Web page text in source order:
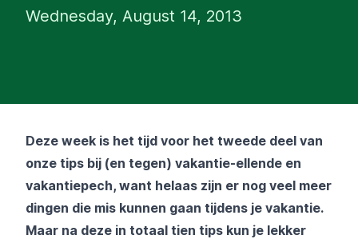
Wednesday, August 14, 2013
Deze week is het tijd voor het tweede deel van
onze tips bij (en tegen) vakantie-ellende en
vakantiepech, want helaas zijn er nog veel meer
dingen die mis kunnen gaan tijdens je vakantie.
Maar na deze in totaal tien tips kun je lekker